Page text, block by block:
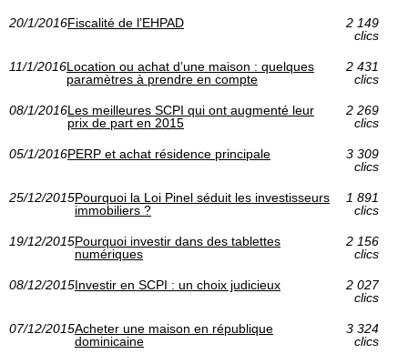
20/1/2016Fiscalité de l’EHPAD
2 149
clics
11/1/2016Location ou achat d’une maison : quelques
paramètres à prendre en compte
2 431
clics
08/1/2016Les meilleures SCPI qui ont augmenté leur
prix de part en 2015
2 269
clics
05/1/2016PERP et achat résidence principale
3 309
clics
25/12/2015Pourquoi la Loi Pinel séduit les investisseurs
immobiliers ?
1 891
clics
19/12/2015Pourquoi investir dans des tablettes
numériques
2 156
clics
08/12/2015Investir en SCPI : un choix judicieux
2 027
clics
07/12/2015Acheter une maison en république
dominicaine
3 324
clics